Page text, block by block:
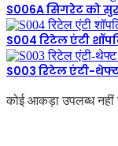
S006A सिगरेट को
S004 रिटेल एंटी
S003 रिटेल एंटी-
कोई आकड़ा उपलब्ध नहीं